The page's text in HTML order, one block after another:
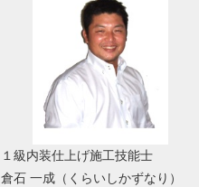
１級内装仕上げ施工技能士
倉石 一成（くらいしかずなり）